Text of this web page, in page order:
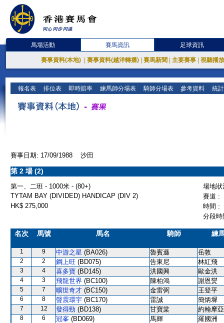
馬場活動 賽馬資訊 足球資訊
賽事資料(本地) 賽事資料(越洋轉播) 賽馬新聞 主要賽事 視聽播
報名表 排位表 即時賠率 練馬師分場表 騎師分場表 參考資料 統
賽事日期: 17/09/1988 沙田
第 2 場 (2)
第一、二班 - 1000米 - (80+)
場地
TYTAM BAY (DIVIDED) HANDICAP (DIV 2)
賽道 :
HK$ 275,000
時間 :
分段
名次 馬號 馬名 騎師 練
1 9 中游之星 (BA026) 魯賓遜 岳敦
2 2 鋼上旺 (BD075) 告東尼 林紅飛
3 4 喜多寶 (BD145) 洪國興 歐金洪
4 3 飛龍世界 (BC100) 陳柏鴻 謝恩爕
5 7 曠世奇才 (BC150) 金雷弼 王登平
6 8 聲震環宇 (BC170) 雷誠 簡炳墀
7 12 發得勁 (BD138) 甘寶棠 約翰摩亞
8 6 冠峯 (BD069) 馬輝 羅國洲